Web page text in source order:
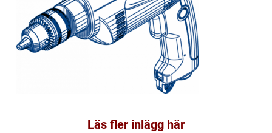
Läs fler inlägg här